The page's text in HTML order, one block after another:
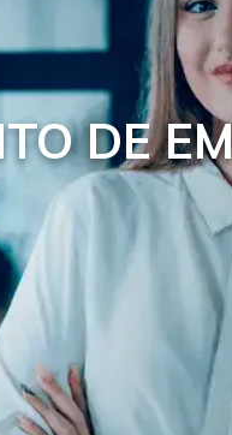
DE